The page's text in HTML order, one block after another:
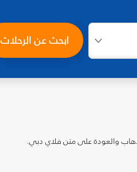
ابحث عن الرحلات
والعودة على متن فلاي دبي.